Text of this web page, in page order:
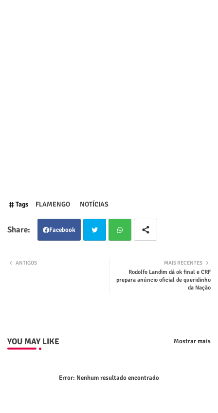
Tags FLAMENGO NOTÍCIAS
Facebook
MAIS RECENTES
Rodolfo Landim dá ok final e CRF
prepara anúncio oficial de queridinho
da Nação
ANTIGOS
YOU MAY LIKE Mostrar mais
Error: Nenhum resultado encontrado